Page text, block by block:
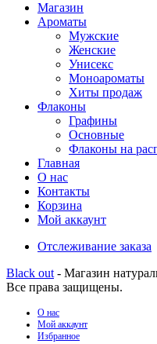
Магазин
Ароматы
Мужские
Женские
Унисекс
Моноароматы
Хиты продаж
Флаконы
Графины
Основные
Флаконы на
Главная
О нас
Контакты
Корзина
Мой аккаунт
Отслеживание заказа
Black out - Магазин
Все права защищены.
О нас
Мой аккаунт
Избранное